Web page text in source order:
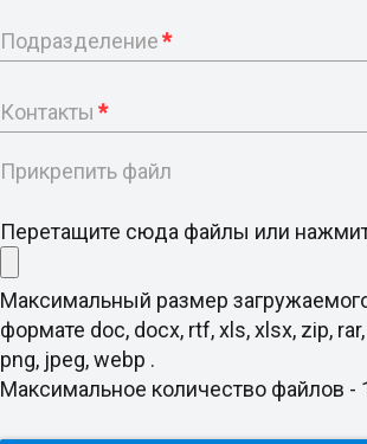
Подразделение*
Контакты *
Прикрепить файл
Перетащите сюда файлы или
Максимальный размер
формате doc, docx, rtf, xls, xlsx, zip,
png, jpeg, webp .
Максимальное количество файлов -